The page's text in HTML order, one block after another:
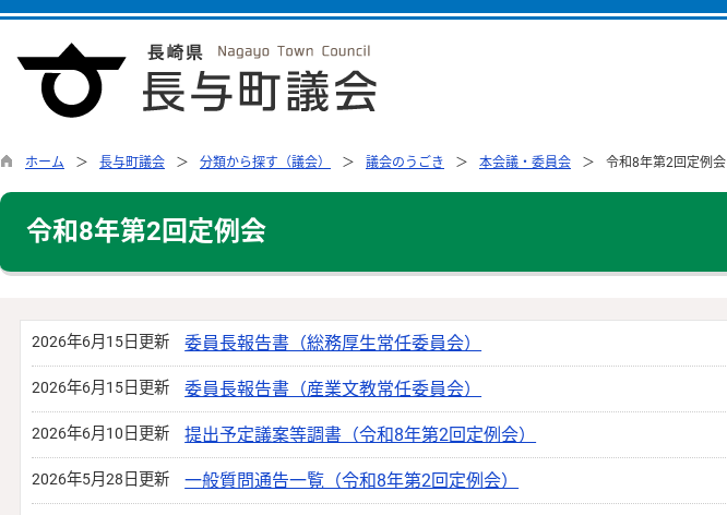
ホーム 長与町議会 分類から探す（議会） 議会のうごき 本会議・委員会 令和8年第2回定例会
令和8年第2回定例会
2026年6月15日更新 委員長報告書（総務厚生常任委員会）
2026年6月15日更新 委員長報告書（産業文教常任委員会）
2026年6月10日更新 提出予定議案等調書（令和8年第2回定例会）
2026年5月28日更新 一般質問通告一覧（令和8年第2回定例会）